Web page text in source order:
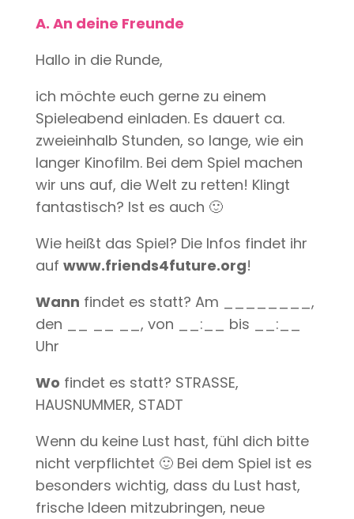
A. An deine Freunde
Hallo in die Runde,
ich möchte euch gerne zu einem
Spieleabend einladen. Es dauert ca.
zweieinhalb Stunden, so lange, wie ein
langer Kinofilm. Bei dem Spiel machen
wir uns auf, die Welt zu retten! Klingt
fantastisch? Ist es auch 🙂
Wie heißt das Spiel? Die Infos findet ihr
auf www.friends4future.org!
Wann findet es statt? Am ________,
den __ __ __, von __:__ bis __:__
Uhr
Wo findet es statt? STRASSE,
HAUSNUMMER, STADT
Wenn du keine Lust hast, fühl dich bitte
nicht verpflichtet 🙂 Bei dem Spiel ist es
besonders wichtig, dass du Lust hast,
frische Ideen mitzubringen, neue